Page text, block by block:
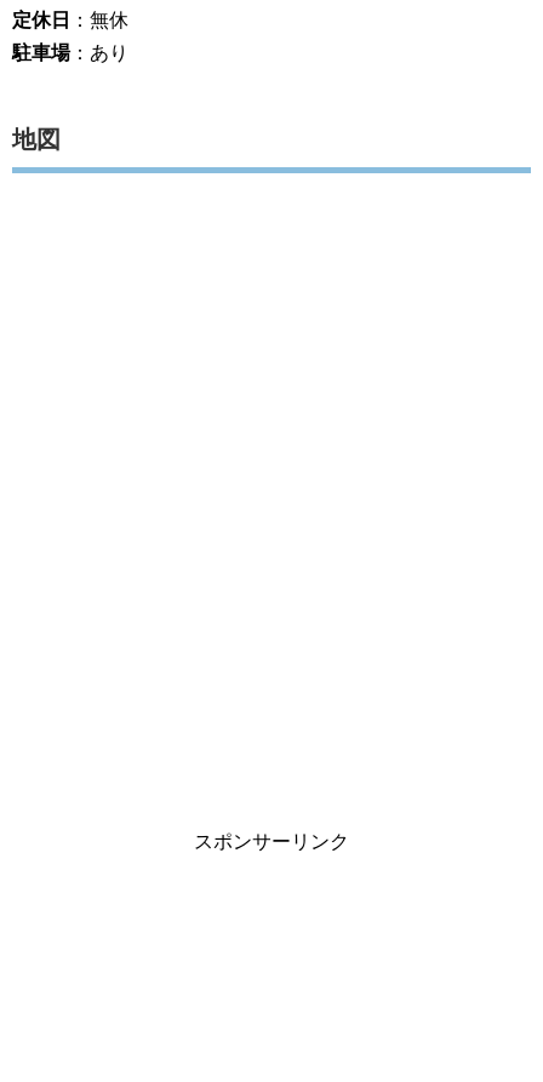
定休日
：無休
駐車場：あり
地図
スポンサーリンク